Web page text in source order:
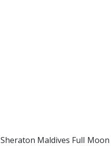
Sheraton Maldives Full